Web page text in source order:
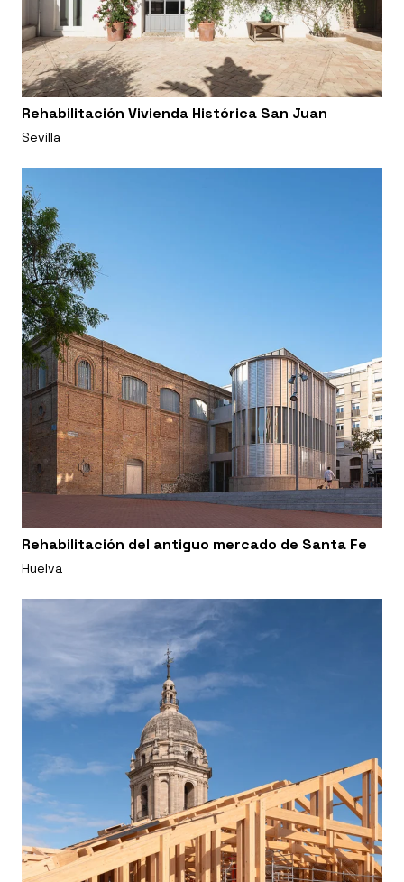
Rehabilitación Vivienda Histórica San Juan
Sevilla
Rehabilitación del antiguo mercado de Santa Fe
Huelva